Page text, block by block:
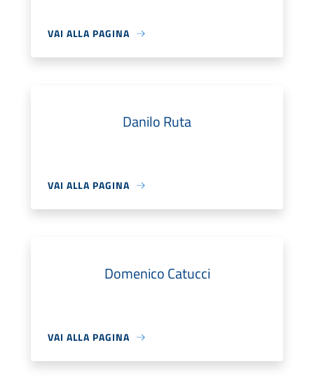
VAI ALLA PAGINA
Danilo Ruta
VAI ALLA PAGINA
Domenico Catucci
VAI ALLA PAGINA